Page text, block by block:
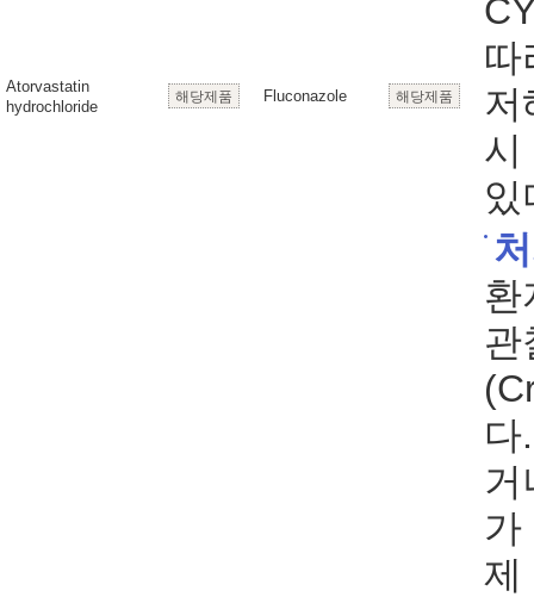
Atorvastatin
hydrochloride
해당제품 Fluconazole 해당제품
따
저
시
있
환
관
다
거
가
제